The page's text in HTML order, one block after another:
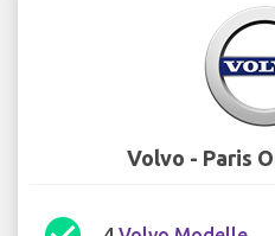
Volvo - Paris